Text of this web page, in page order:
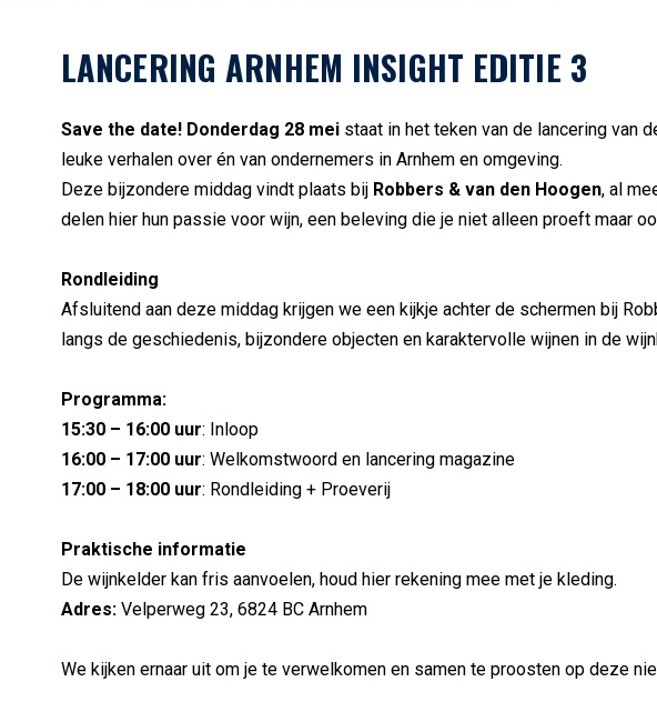
LANCERING ARNHEM INSIGHT EDITIE 3
Save the date! Donderdag 28 mei staat in het teken van de lancering van
leuke verhalen over én van ondernemers in Arnhem en omgeving.
Deze bijzondere middag vindt plaats bij Robbers & van den Hoogen, al
delen hier hun passie voor wijn, een beleving die je niet alleen proeft maar
Rondleiding
Afsluitend aan deze middag krijgen we een kijkje achter de schermen bij
langs de geschiedenis, bijzondere objecten en karaktervolle wijnen in de
Programma:
15:30 – 16:00 uur: Inloop
16:00 – 17:00 uur: Welkomstwoord en lancering magazine
17:00 – 18:00 uur: Rondleiding + Proeverij
Praktische informatie
De wijnkelder kan fris aanvoelen, houd hier rekening mee met je kleding.
Adres: Velperweg 23, 6824 BC Arnhem
We kijken ernaar uit om je te verwelkomen en samen te proosten op deze